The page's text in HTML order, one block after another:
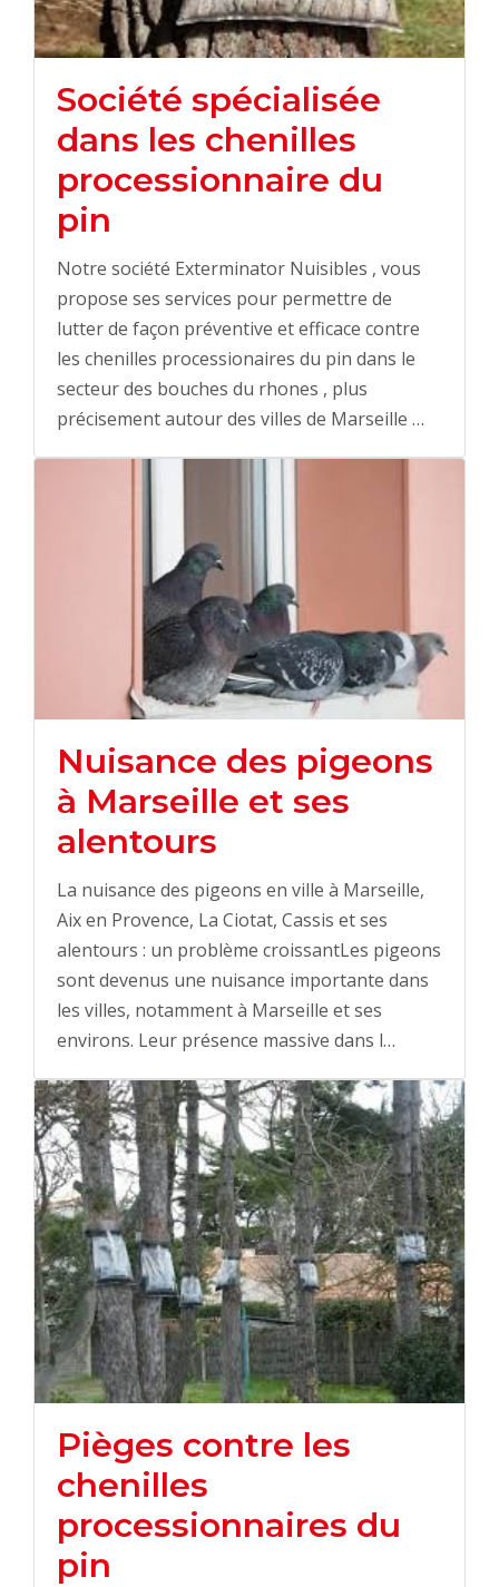
Société spécialisée
dans les chenilles
processionnaire du
pin
Notre société Exterminator Nuisibles , vous
propose ses services pour permettre de
lutter de façon préventive et efficace contre
les chenilles processionaires du pin dans le
secteur des bouches du rhones , plus
précisement autour des villes de Marseille …
Nuisance des pigeons
à Marseille et ses
alentours
La nuisance des pigeons en ville à Marseille,
Aix en Provence, La Ciotat, Cassis et ses
alentours : un problème croissantLes pigeons
sont devenus une nuisance importante dans
les villes, notamment à Marseille et ses
environs. Leur présence massive dans l…
Pièges contre les
chenilles
processionnaires du
pin